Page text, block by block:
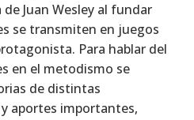
Juan Wesley al fundar
se transmiten en juegos
Para hablar del
en el metodismo se
de distintas
aportes importantes,